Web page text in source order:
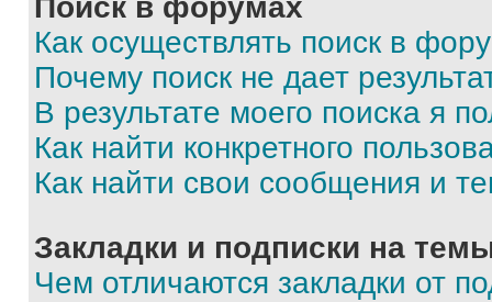
Поиск в форумах
Как осуществлять поиск в
Почему поиск не дает
В результате моего поиска я
Как найти конкретного
Как найти свои сообщения и
Закладки и подписки на
Чем отличаются закладки от